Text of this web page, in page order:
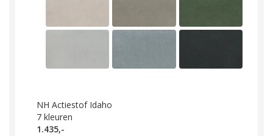
NH Actiestof Idaho
7 kleuren
1.435,-